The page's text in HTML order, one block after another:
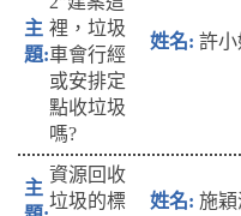
裡，垃圾
車會行經
或安排定
點收垃圾
嗎?
許小
資源回收
垃圾的標
施穎